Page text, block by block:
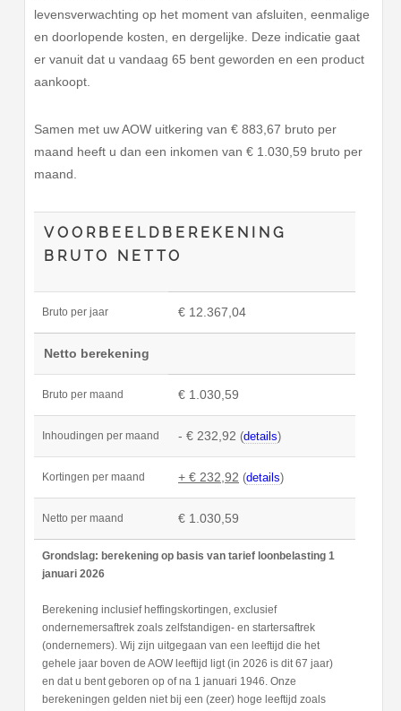
levensverwachting op het moment van afsluiten, eenmalige
en doorlopende kosten, en dergelijke. Deze indicatie gaat
er vanuit dat u vandaag 65 bent geworden en een product
aankoopt.
Samen met uw AOW uitkering van € 883,67 bruto per
maand heeft u dan een inkomen van € 1.030,59 bruto per
maand.
VOORBEELDBEREKENING
BRUTO NETTO
Bruto per jaar € 12.367,04
Netto berekening
Bruto per maand € 1.030,59
Inhoudingen per maand - € 232,92 (details)
Kortingen per maand + € 232,92 (details)
Netto per maand € 1.030,59
Grondslag: berekening op basis van tarief loonbelasting 1
januari 2026
Berekening inclusief heffingskortingen, exclusief
ondernemersaftrek zoals zelfstandigen- en startersaftrek
(ondernemers). Wij zijn uitgegaan van een leeftijd die het
gehele jaar boven de AOW leeftijd ligt (in 2026 is dit 67 jaar)
en dat u bent geboren op of na 1 januari 1946. Onze
berekeningen gelden niet bij een (zeer) hoge leeftijd zoals